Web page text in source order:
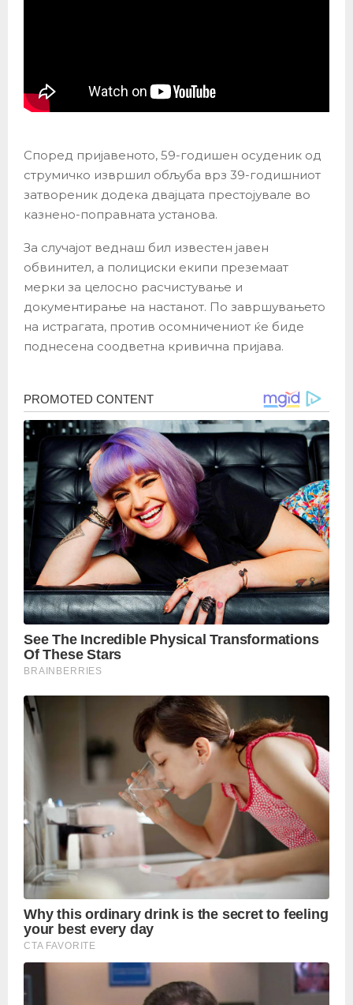
Според пријавеното, 59-годишен осуденик од
струмичко извршил обљуба врз 39-годишниот
затвореник додека двајцата престојувале во
казнено-поправната установа.
За случајот веднаш бил известен јавен
обвинител, а полициски екипи преземаат
мерки за целосно расчистување и
документирање на настанот. По завршувањето
на истрагата, против осомничениот ќе биде
поднесена соодветна кривична пријава.